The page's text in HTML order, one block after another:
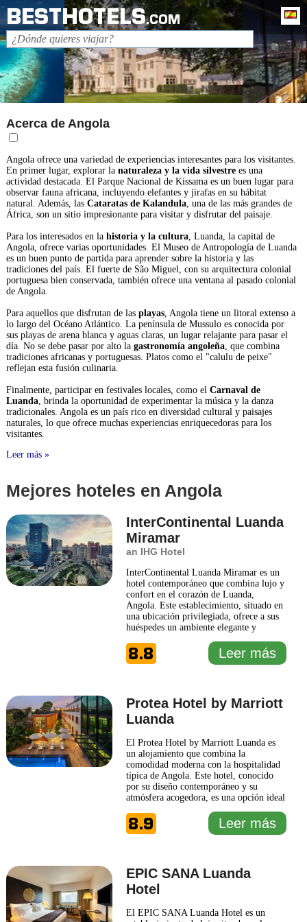
BESTHOTELS.COM
Acerca de Angola
Angola ofrece una variedad de experiencias interesantes para los visitantes.
En primer lugar, explorar la naturaleza y la vida silvestrees una
actividad destacada. El Parque Nacional de Kissama es un buen lugar para
observar fauna africana, incluyendo elefantes y jirafas en su hábitat
natural. Además, las Cataratas de Kalandula, una de las más grandes de
África, son un sitio impresionante para visitar y disfrutar del paisaje.
Para los interesados en la historia y la cultura, Luanda, la capital de
Angola, ofrece varias oportunidades. El Museo de Antropología de Luanda
es un buen punto de partida para aprender sobre la historia y las
tradiciones del país. El fuerte de São Miguel, con su arquitectura colonial
portuguesa bien conservada, también ofrece una ventana al pasado colonial
de Angola.
Para aquellos que disfrutan de las playas, Angola tiene un litoral extenso a
lo largo del Océano Atlántico. La península de Mussulo es conocida por
sus playas de arena blanca y aguas claras, un lugar relajante para pasar el
día. No se debe pasar por alto la gastronomía angoleña, que combina
tradiciones africanas y portuguesas. Platos como el "calulu de peixe"
reflejan esta fusión culinaria.
Finalmente, participar en festivales locales, como el Carnaval de
Luanda, brinda la oportunidad de experimentar la música y la danza
tradicionales. Angola es un país rico en diversidad cultural y paisajes
naturales, lo que ofrece muchas experiencias enriquecedoras para los
visitantes.
Leer más »
Mejores hoteles en Angola
InterContinental Luanda
Miramar
an IHG Hotel
InterContinental Luanda Miramar es un
hotel contemporáneo que combina lujo y
confort en el corazón de Luanda,
Angola. Este establecimiento, situado en
una ubicación privilegiada, ofrece a sus
huéspedes un ambiente elegante y
negocios como para turistas que desean
explorar la vibrante cultura de la ciudad.
8.8 Leer más
Protea Hotel by Marriott
Luanda
El Protea Hotel by Marriott Luanda es
un alojamiento que combina la
comodidad moderna con la hospitalidad
típica de Angola. Este hotel, conocido
por su diseño contemporáneo y su
atmósfera acogedora, es una opción ideal
para turistas. El hotel ofrece una serie de
habitaciones bien equipadas que
8.9 Leer más
EPIC SANA Luanda
Hotel
El EPIC SANA Luanda Hotel es un